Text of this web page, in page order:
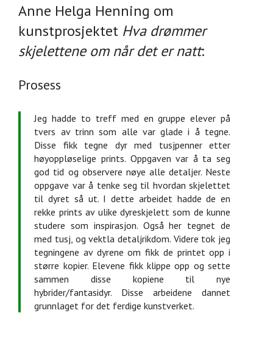
Anne Helga Henning om
kunstprosjektet Hva drømmer
skjelettene om når det er natt:
Prosess
Jeg hadde to treff med en gruppe elever på
tvers av trinn som alle var glade i å tegne.
Disse fikk tegne dyr med tusjpenner etter
høyoppløselige prints. Oppgaven var å ta seg
god tid og observere nøye alle detaljer. Neste
oppgave var å tenke seg til hvordan skjelettet
til dyret så ut. I dette arbeidet hadde de en
rekke prints av ulike dyreskjelett som de kunne
studere som inspirasjon. Også her tegnet de
med tusj, og vektla detaljrikdom. Videre tok jeg
tegningene av dyrene om fikk de printet opp i
større kopier. Elevene fikk klippe opp og sette
sammen disse kopiene til nye
hybrider/fantasidyr. Disse arbeidene dannet
grunnlaget for det ferdige kunstverket.